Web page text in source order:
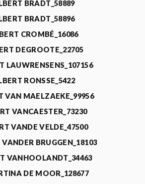
BRADT_58889
BRADT_58896
CROMBÉ_16086
DEGROOTE_22705
LAUWRENSENS_107156
RONSSE_5422
VAN MAELZAEKE_99956
VANCAESTER_73230
VANDE VELDE_47500
BRUGGEN_18103
VANHOOLANDT_34463
DE MOOR_128677